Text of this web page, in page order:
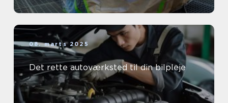
08. marts 2025
Det rette autoværksted til din bilpleje